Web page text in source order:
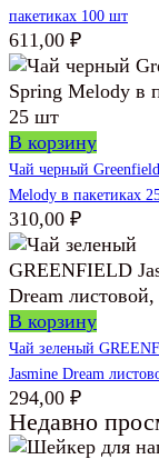
пакетиках 100 шт
611,00 ₽
В корзину
Чай черный
Melody в пакетиках
310,00 ₽
В корзину
Чай зеленый
Jasmine Dream
294,00 ₽
Недавно